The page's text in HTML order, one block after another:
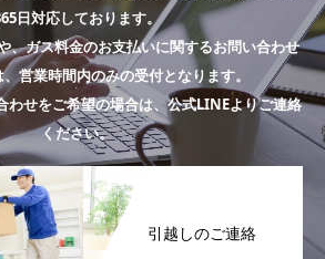
日対応しております。
、ガス料金のお支払いに関するお問い合わせ
営業時間内のみの受付となります。
せをご希望の場合は、公式LINEよりご連絡
ください。
引越しのご連絡